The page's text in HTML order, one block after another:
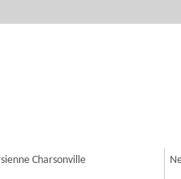
Charsonville